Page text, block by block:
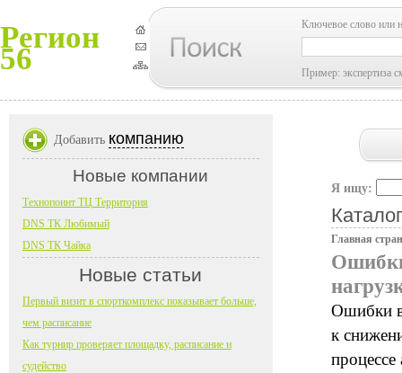
Регион
56
Ключевое слово или
Пример: экспертиза
Я ищу:
Главная
Ошибки в
к
Добавить компанию
Новые компании
Технопоинт ТЦ Территория
DNS ТК Любимый
DNS ТК Чайка
Новые статьи
Первый визит в спорткомплекс показывает больше,
чем расписание
Как турнир проверяет площадку, расписание и
судейство